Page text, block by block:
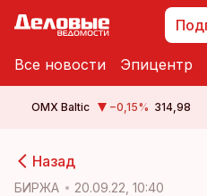
Все новости Эпицентр
OMX Baltic −0,15% 314,98
Назад
БИРЖА 20.09.22, 10:40